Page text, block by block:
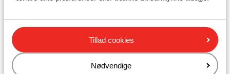
Tillad cookies
Nødvendige
Résidence PV Premium Les Chalets du Forum